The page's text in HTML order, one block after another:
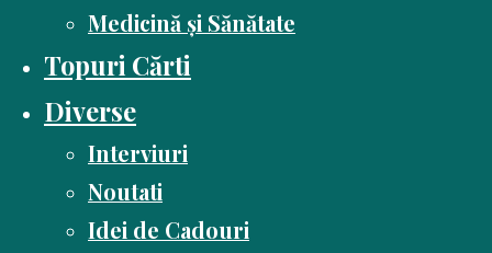
Medicină și Sănătate
Topuri Cărti
Diverse
Interviuri
Noutati
Idei de Cadouri